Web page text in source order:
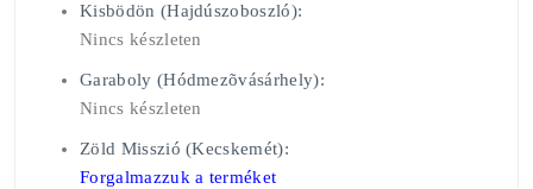
Kisbödön (Hajdúszoboszló):
Nincs készleten
Garaboly (Hódmezõvásárhely):
Nincs készleten
Zöld Misszió (Kecskemét):
Forgalmazzuk a terméket